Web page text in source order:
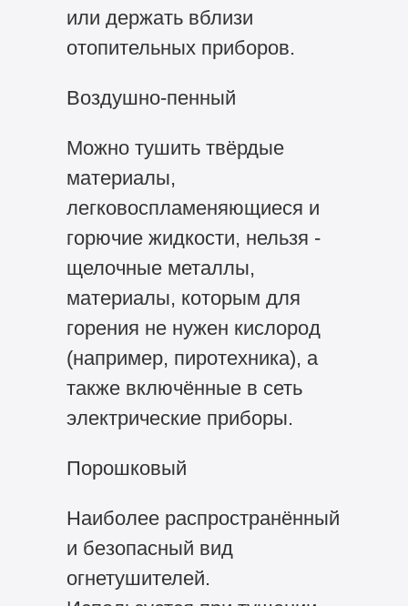
или держать вблизи
отопительных приборов.
Воздушно-пенный
Можно тушить твёрдые
материалы,
легковоспламеняющиеся и
горючие жидкости, нельзя -
щелочные металлы,
материалы, которым для
горения не нужен кислород
(например, пиротехника), а
также включённые в сеть
электрические приборы.
Порошковый
Наиболее распространённый
и безопасный вид
огнетушителей.